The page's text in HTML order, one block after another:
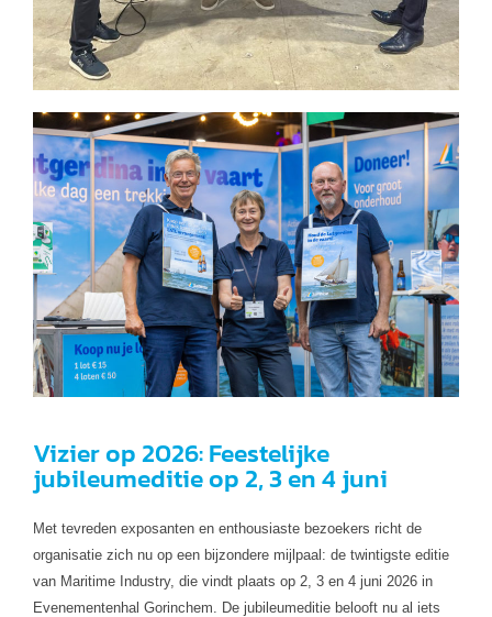
Vizier op 2026: Feestelijke
jubileumeditie op 2, 3 en 4 juni
Met tevreden exposanten en enthousiaste bezoekers richt de
organisatie zich nu op een bijzondere mijlpaal: de twintigste editie
van Maritime Industry, die vindt plaats op 2, 3 en 4 juni 2026 in
Evenementenhal Gorinchem. De jubileumeditie belooft nu al iets